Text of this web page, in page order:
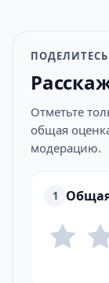
Отметьте
общая
модерацию.
1